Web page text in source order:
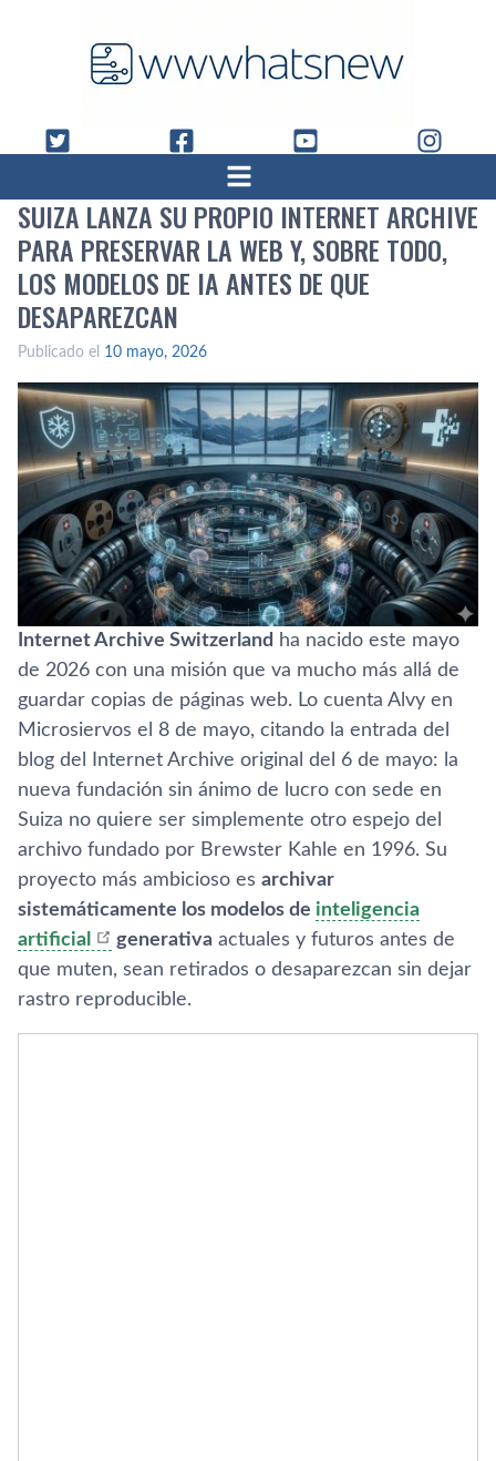
SUIZA LANZA SU PROPIO INTERNET ARCHIVE
PARA PRESERVAR LA WEB Y, SOBRE TODO,
LOS MODELOS DE IA ANTES DE QUE
DESAPAREZCAN
Publicado el 10 mayo, 2026
Internet Archive Switzerland ha nacido este mayo
de 2026 con una misión que va mucho más allá de
guardar copias de páginas web. Lo cuenta Alvy en
Microsiervos el 8 de mayo, citando la entrada del
blog del Internet Archive original del 6 de mayo: la
nueva fundación sin ánimo de lucro con sede en
Suiza no quiere ser simplemente otro espejo del
archivo fundado por Brewster Kahle en 1996. Su
proyecto más ambicioso es archivar
sistemáticamente los modelos de inteligencia
artificial
generativa actuales y futuros antes de
que muten, sean retirados o desaparezcan sin dejar
rastro reproducible.